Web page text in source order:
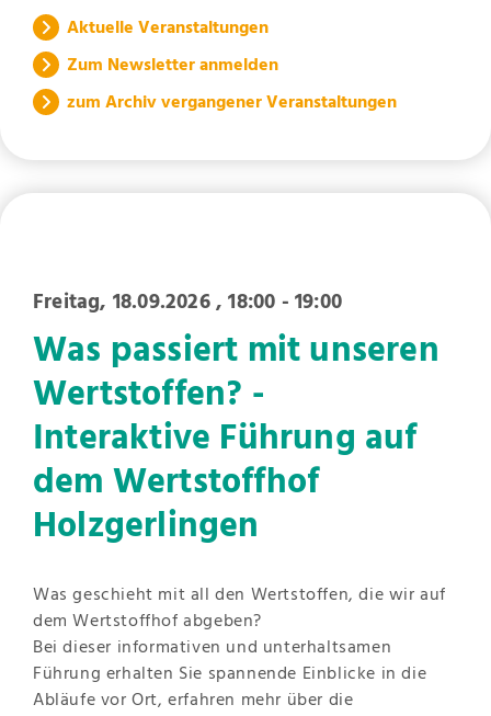
Aktuelle Veranstaltungen
Zum Newsletter anmelden
zum Archiv vergangener Veranstaltungen
Freitag, 18.09.2026, 18:00 - 19:00
Was passiert mit unseren
Wertstoffen? -
Interaktive Führung auf
dem Wertstoffhof
Holzgerlingen
Was geschieht mit all den Wertstoffen, die wir auf
dem Wertstoffhof abgeben?
Bei dieser informativen und unterhaltsamen
Führung erhalten Sie spannende Einblicke in die
Abläufe vor Ort, erfahren mehr über die